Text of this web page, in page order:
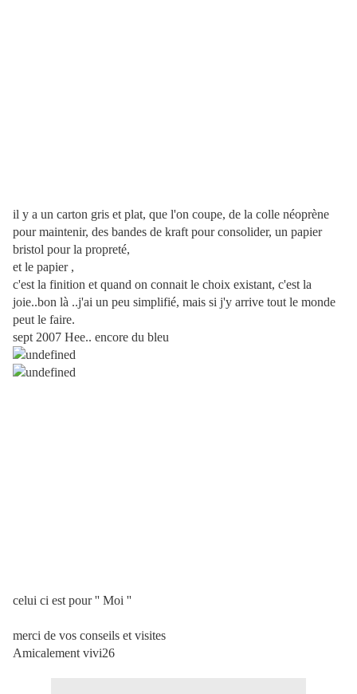
il y a un carton gris et plat, que l'on coupe, de la colle néoprène
pour maintenir, des bandes de kraft pour consolider, un papier
bristol pour la propreté,
et le papier ,
c'est la finition et quand on connait le choix existant, c'est la
joie..bon là ..j'ai un peu simplifié, mais si j'y arrive tout le monde
peut le faire.
sept 2007 Hee.. encore du bleu
celui ci est pour '' Moi ''
merci de vos conseils et visites
Amicalement vivi26